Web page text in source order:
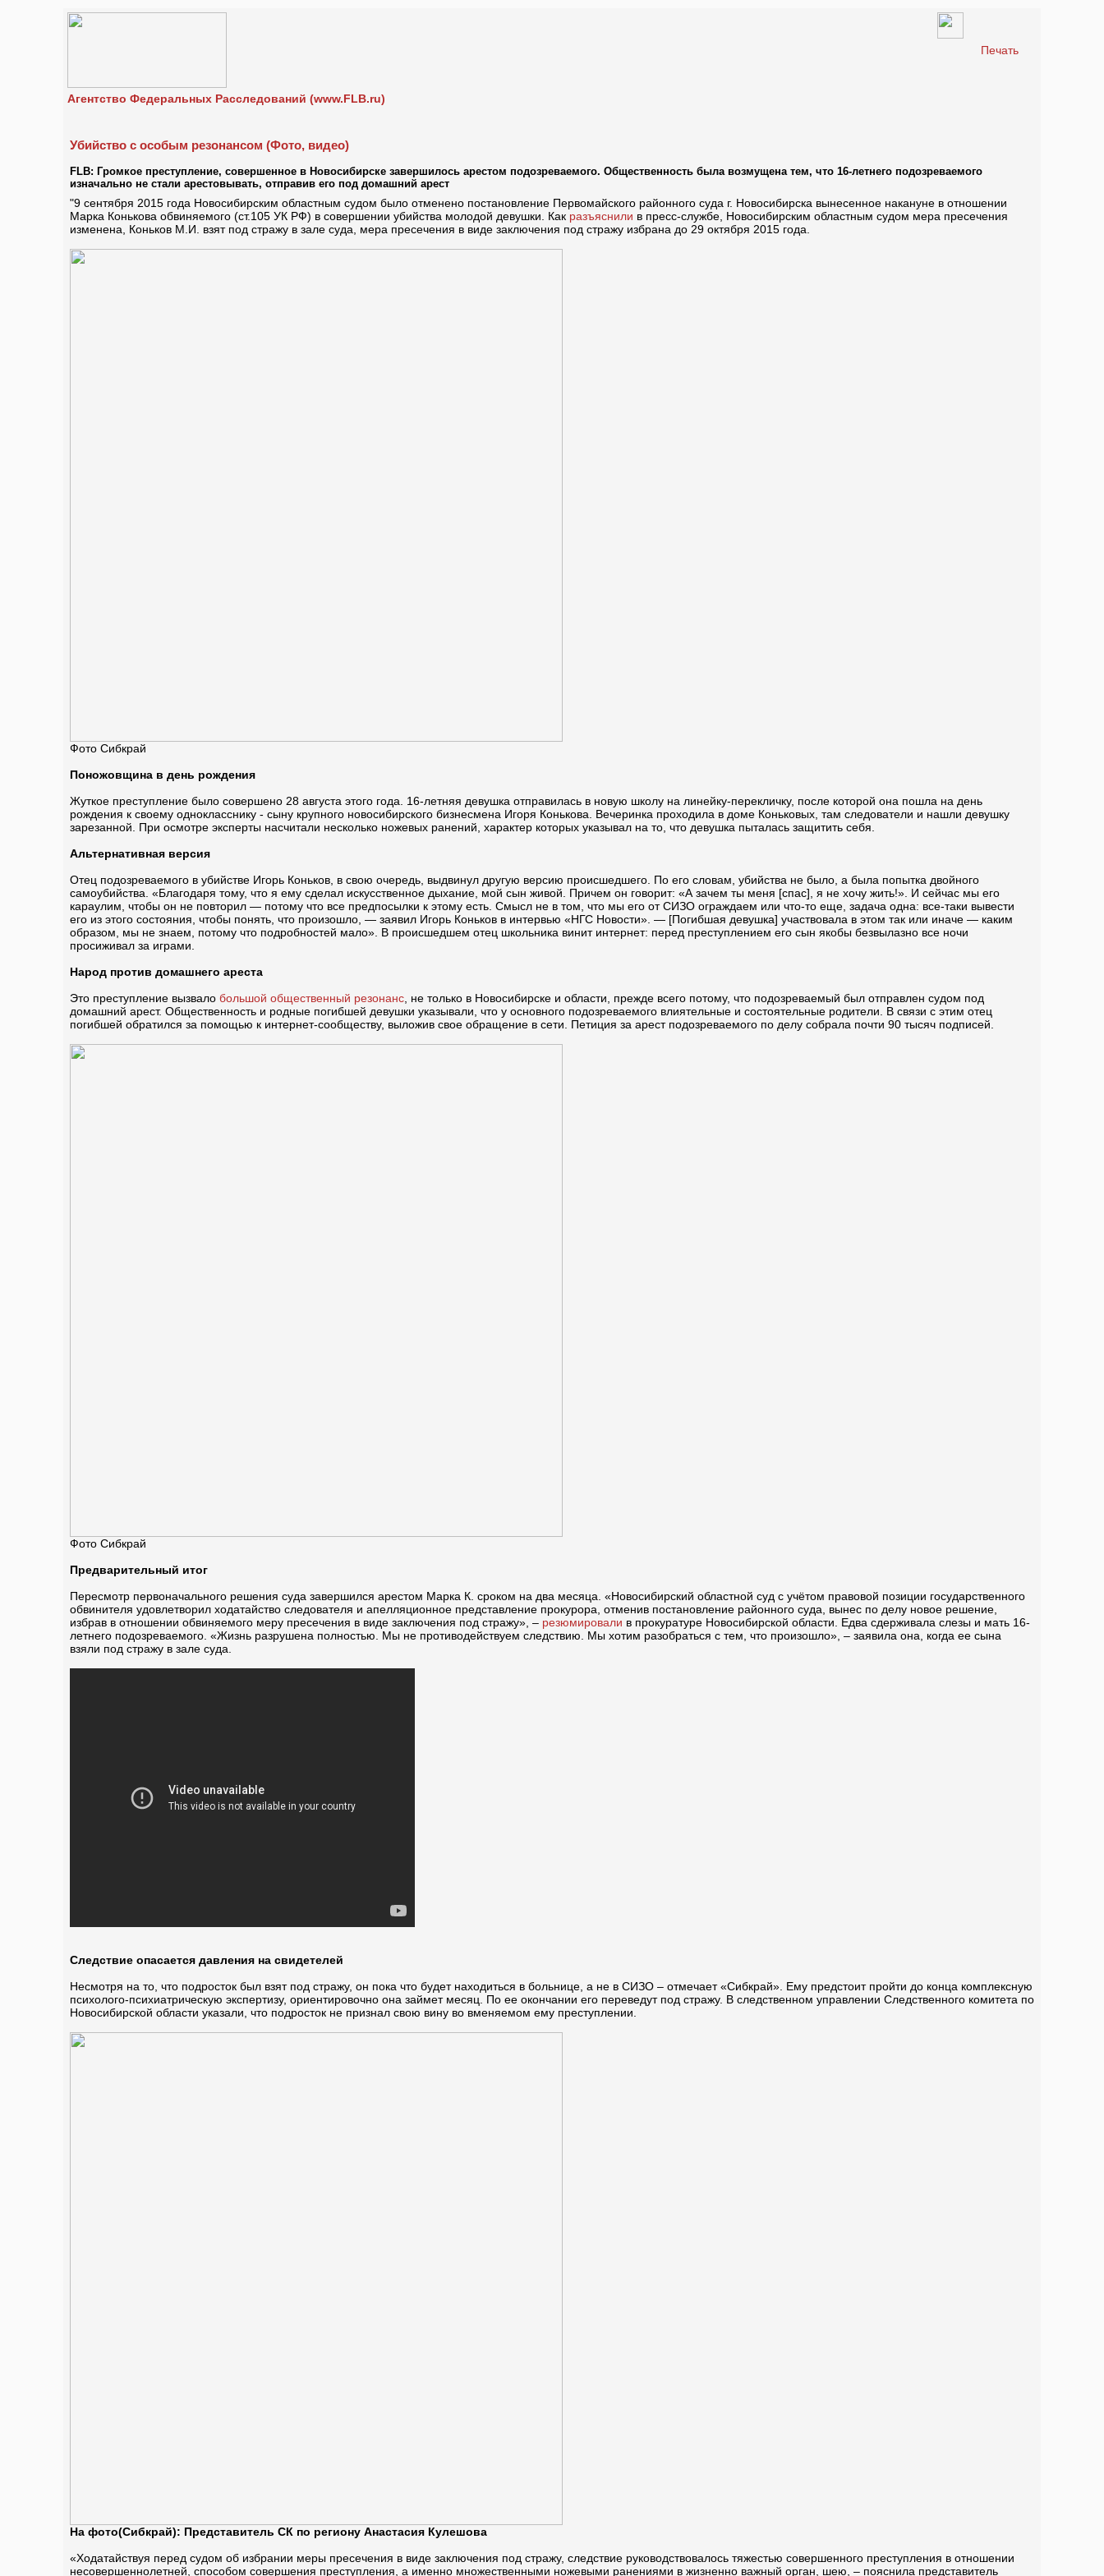
Печать
Агентство Федеральных Расследований (www.FLB.ru)
Убийство с особым резонансом (Фото, видео)
FLB: Громкое преступление, совершенное в Новосибирске завершилось арестом подозреваемого. Общественность была возмущена тем, что 16-летнего подозреваемого
изначально не стали арестовывать, отправив его под домашний арест
"9 сентября 2015 года Новосибирским областным судом было отменено постановление Первомайского районного суда г. Новосибирска вынесенное накануне в отношении
Марка Конькова обвиняемого (ст.105 УК РФ) в совершении убийства молодой девушки. Как разъяснили в пресс-службе, Новосибирским областным судом мера пресечения
изменена, Коньков М.И. взят под стражу в зале суда, мера пресечения в виде заключения под стражу избрана до 29 октября 2015 года.
Фото Сибкрай
Поножовщина в день рождения
Жуткое преступление было совершено 28 августа этого года. 16-летняя девушка отправилась в новую школу на линейку-перекличку, после которой она пошла на день
рождения к своему однокласснику - сыну крупного новосибирского бизнесмена Игоря Конькова. Вечеринка проходила в доме Коньковых, там следователи и нашли девушку
зарезанной. При осмотре эксперты насчитали несколько ножевых ранений, характер которых указывал на то, что девушка пыталась защитить себя.
Альтернативная версия
Отец подозреваемого в убийстве Игорь Коньков, в свою очередь, выдвинул другую версию происшедшего. По его словам, убийства не было, а была попытка двойного
самоубийства. «Благодаря тому, что я ему сделал искусственное дыхание, мой сын живой. Причем он говорит: «А зачем ты меня [спас], я не хочу жить!». И сейчас мы его
караулим, чтобы он не повторил — потому что все предпосылки к этому есть. Смысл не в том, что мы его от СИЗО ограждаем или что-то еще, задача одна: все-таки вывести
его из этого состояния, чтобы понять, что произошло, — заявил Игорь Коньков в интервью «НГС Новости». — [Погибшая девушка] участвовала в этом так или иначе — каким
образом, мы не знаем, потому что подробностей мало». В происшедшем отец школьника винит интернет: перед преступлением его сын якобы безвылазно все ночи
просиживал за играми.
Народ против домашнего ареста
Это преступление вызвало большой общественный резонанс , не только в Новосибирске и области, прежде всего потому, что подозреваемый был отправлен судом под
домашний арест. Общественность и родные погибшей девушки указывали, что у основного подозреваемого влиятельные и состоятельные родители. В связи с этим отец
погибшей обратился за помощью к интернет-сообществу, выложив свое обращение в сети. Петиция за арест подозреваемого по делу собрала почти 90 тысяч подписей.
Фото Сибкрай
Предварительный итог
Пересмотр первоначального решения суда завершился арестом Марка К. сроком на два месяца. «Новосибирский областной суд с учётом правовой позиции государственного
обвинителя удовлетворил ходатайство следователя и апелляционное представление прокурора, отменив постановление районного суда, вынес по делу новое решение,
избрав в отношении обвиняемого меру пресечения в виде заключения под стражу», – резюмировали в прокуратуре Новосибирской области. Едва сдерживала слезы и мать 16-
летнего подозреваемого. «Жизнь разрушена полностью. Мы не противодействуем следствию. Мы хотим разобраться с тем, что произошло», – заявила она, когда ее сына
взяли под стражу в зале суда.
Следствие опасается давления на свидетелей
Несмотря на то, что подросток был взят под стражу, он пока что будет находиться в больнице, а не в СИЗО – отмечает «Сибкрай». Ему предстоит пройти до конца комплексную
психолого-психиатрическую экспертизу, ориентировочно она займет месяц. По ее окончании его переведут под стражу. В следственном управлении Следственного комитета по
Новосибирской области указали, что подросток не признал свою вину во вменяемом ему преступлении.
На фото(Сибкрай): Представитель СК по региону Анастасия Кулешова
«Ходатайствуя перед судом об избрании меры пресечения в виде заключения под стражу, следствие руководствовалось тяжестью совершенного преступления в отношении
несовершеннолетней, способом совершения преступления, а именно множественными ножевыми ранениями в жизненно важный орган, шею, – пояснила представитель